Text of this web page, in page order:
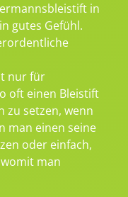
in
gutes Gefühl.
nur für
oft einen Bleistift
zu setzen, wenn
man einen seine
oder einfach,
man